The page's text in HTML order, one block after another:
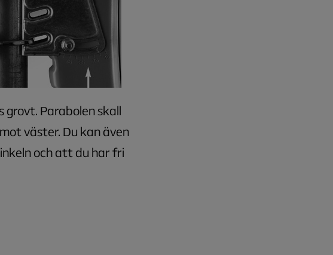
grovt. Parabolen skall
väster. Du kan även
och att du har fri